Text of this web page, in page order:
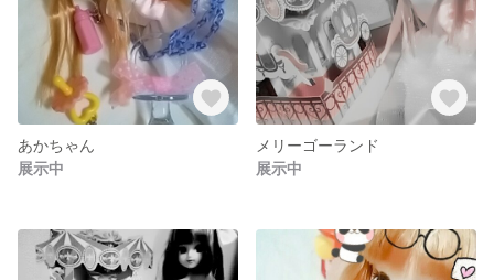
あかちゃん
展示中
メリーゴーランド
展示中